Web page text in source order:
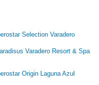
Selection Varadero
Varadero Resort & Spa
Origin Laguna Azul